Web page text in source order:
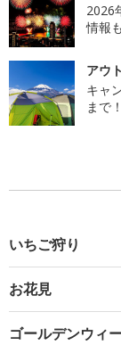
2026
情報
アウ
キャ
まで
いちご狩り
お花見
ゴールデンウィ